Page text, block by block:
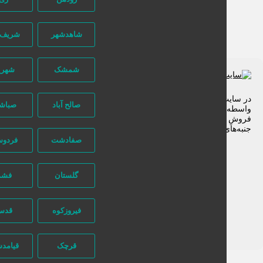
شاهدشهر شریف آباد
شمشک شهریار
صالح آباد صباشهر
صفادشت فردوسیه
گلستان
فیروزکوه
قرچک قیامدشت
سایت تبلیغاتی نیازجو کاربران مستقیما با هم تماس می‌گیرند و هیچ
در این میان وجود ندارد، پس دقت فرمایید که در خرید و
شما نیازجو هیچ دخالتی نداشته و کاربران باید خودشان
مختلف امنیتی را در نظر بگیرند.